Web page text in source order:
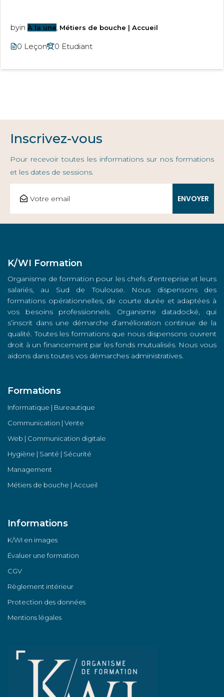
byin À la une Métiers de bouche | Accueil
0 Leçon 0 Etudiant
Inscrivez-vous
Pour recevoir toutes les informations sur nos formations
et les dates de sessions.
K/WI Formation
Organisme de formation pour les chefs d’entreprise et leurs
salariés, au Sud de Toulouse. Nous dispensons des
formations opérationnelles, de courte durée et adaptées à
vos besoins professionnels. Organisme datadocké, qui
s’inscrit dans une démarche d’amélioration continue de la
qualité. Toutes les formations que nous dispensons ouvrent
droit à un financement par les fonds mutualisés. Nous vous
aidons dans toutes vos démarches administratives.
Formations
Informatique | Bureautique
Communication | Vente
Web | Communication digitale
Hygiène | Santé | Sécurité
Management
Métiers de bouche | Accueil
Informations
K/WI en images
Évaluer une formation
CGV
Règlement intérieur
Protection des données
Mentions légales